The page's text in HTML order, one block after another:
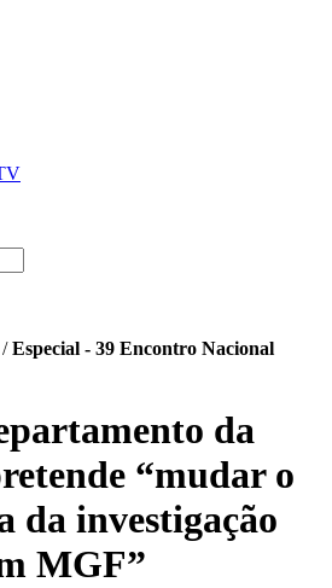
/Especial - 39 Encontro Nacional
da
“mudar o
da investigação
MGF”